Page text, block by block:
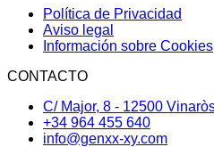
Política de Privacidad
Aviso legal
Información sobre Cookies
CONTACTO
C/ Major, 8 - 12500
+34 964 455 640
info@genxx-xy.com